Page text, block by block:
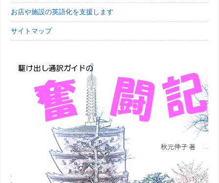
お店や施設の英語化を支援します
サイトマップ